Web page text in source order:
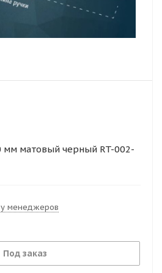
мм матовый черный RT-002-
у менеджеров
Под заказ